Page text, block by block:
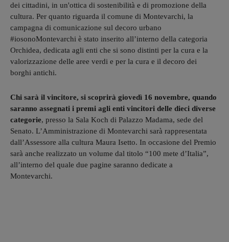
dei cittadini, in un'ottica di sostenibilità e di promozione della
cultura. Per quanto riguarda il comune di Montevarchi, la
campagna di comunicazione sul decoro urbano
#iosonoMontevarchi è stato inserito all’interno della categoria
Orchidea, dedicata agli enti che si sono distinti per la cura e la
valorizzazione delle aree verdi e per la cura e il decoro dei
borghi antichi.
Chi sarà il vincitore, si scoprirà giovedì 16 novembre, quando
saranno assegnati i premi agli enti vincitori delle dieci diverse
categorie, presso la Sala Koch di Palazzo Madama, sede del
Senato. L’Amministrazione di Montevarchi sarà rappresentata
dall’Assessore alla cultura Maura Isetto. In occasione del Premio
sarà anche realizzato un volume dal titolo “100 mete d’Italia”,
all’interno del quale due pagine saranno dedicate a
Montevarchi.